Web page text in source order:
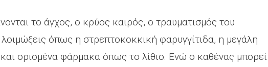
το άγχος, ο κρύος καιρός, ο τραυματισμός του
όπως η στρεπτοκοκκική φαρυγγίτιδα, η μεγάλη
ορισμένα φάρμακα όπως το λίθιο. Ενώ ο καθένας